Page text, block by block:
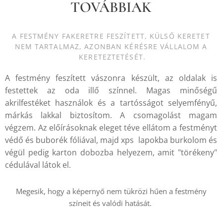
TOVÁBBIAK
A FESTMÉNY FAKERETRE FESZÍTETT, KÜLSŐ KERETET
NEM TARTALMAZ, AZONBAN KÉRÉSRE VÁLLALOM A
KERETEZTETÉSÉT.
A festmény feszített vászonra készült, az oldalak is
festettek az oda illő színnel. Magas minőségű
akrilfestéket használok és a tartósságot selyemfényű,
márkás lakkal biztosítom. A csomagolást magam
végzem. Az előírásoknak eleget téve ellátom a festményt
védő és buborék fóliával, majd xps lapokba burkolom és
végül pedig karton dobozba helyezem, amit "törékeny"
cédulával látok el.
Megesik, hogy a képernyő nem tükrözi hűen a festmény
színeit és valódi hatását.